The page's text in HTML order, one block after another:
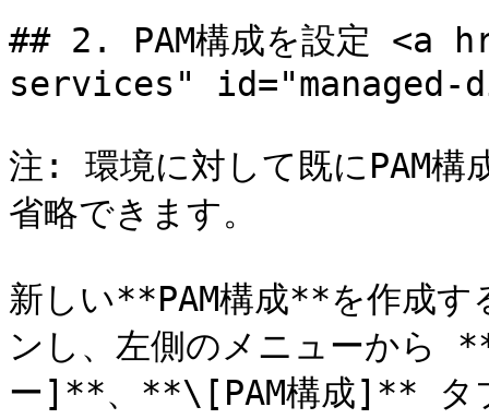
## 2. PAM構成を設定 <a
services"
注: 環境に対して既にPAM構
省略できます。
新しい**PAM構成**を作成
ンし、左側のメニューから
ー]**、**\[PAM構成]** タ